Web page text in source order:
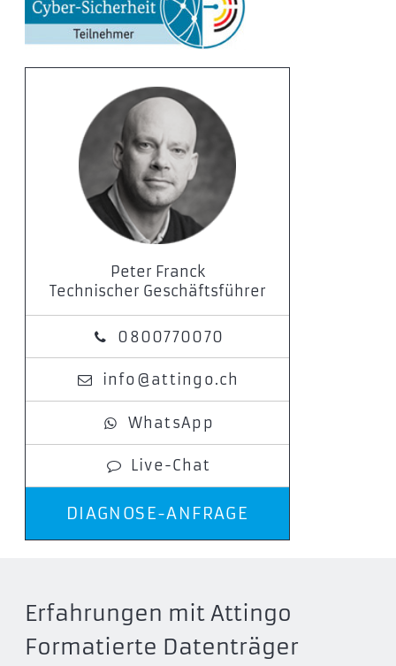
Peter Franck
Technischer Geschäftsführer
0800770070
info@attingo.ch
WhatsApp
Live-Chat
DIAGNOSE-ANFRAGE
Erfahrungen mit Attingo
Formatierte Datenträger